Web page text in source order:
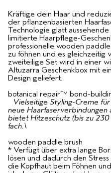
Kräftige dein Haar und
der pflanzenbasierten
Technologie glatt
limitierte Haarpflege-
professionelle wooden
zu föhnen und es gleichzeitig
zweiteilige Set wird in einer
Altuzarra Geschenkbox mit
Design geliefert.
botanical repair™ bond-
Vielseitige Styling-Creme
neue Haarfaserverbindungen
bietet Hitzeschutz (bis zu
fach.\
wooden paddle brush
* Verfügt über extra lange
lösen und dadurch den
die Kopfhaut beim Föhnen